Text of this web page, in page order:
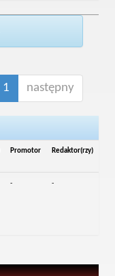
1 następny
Promotor Redaktor(rzy)
- -